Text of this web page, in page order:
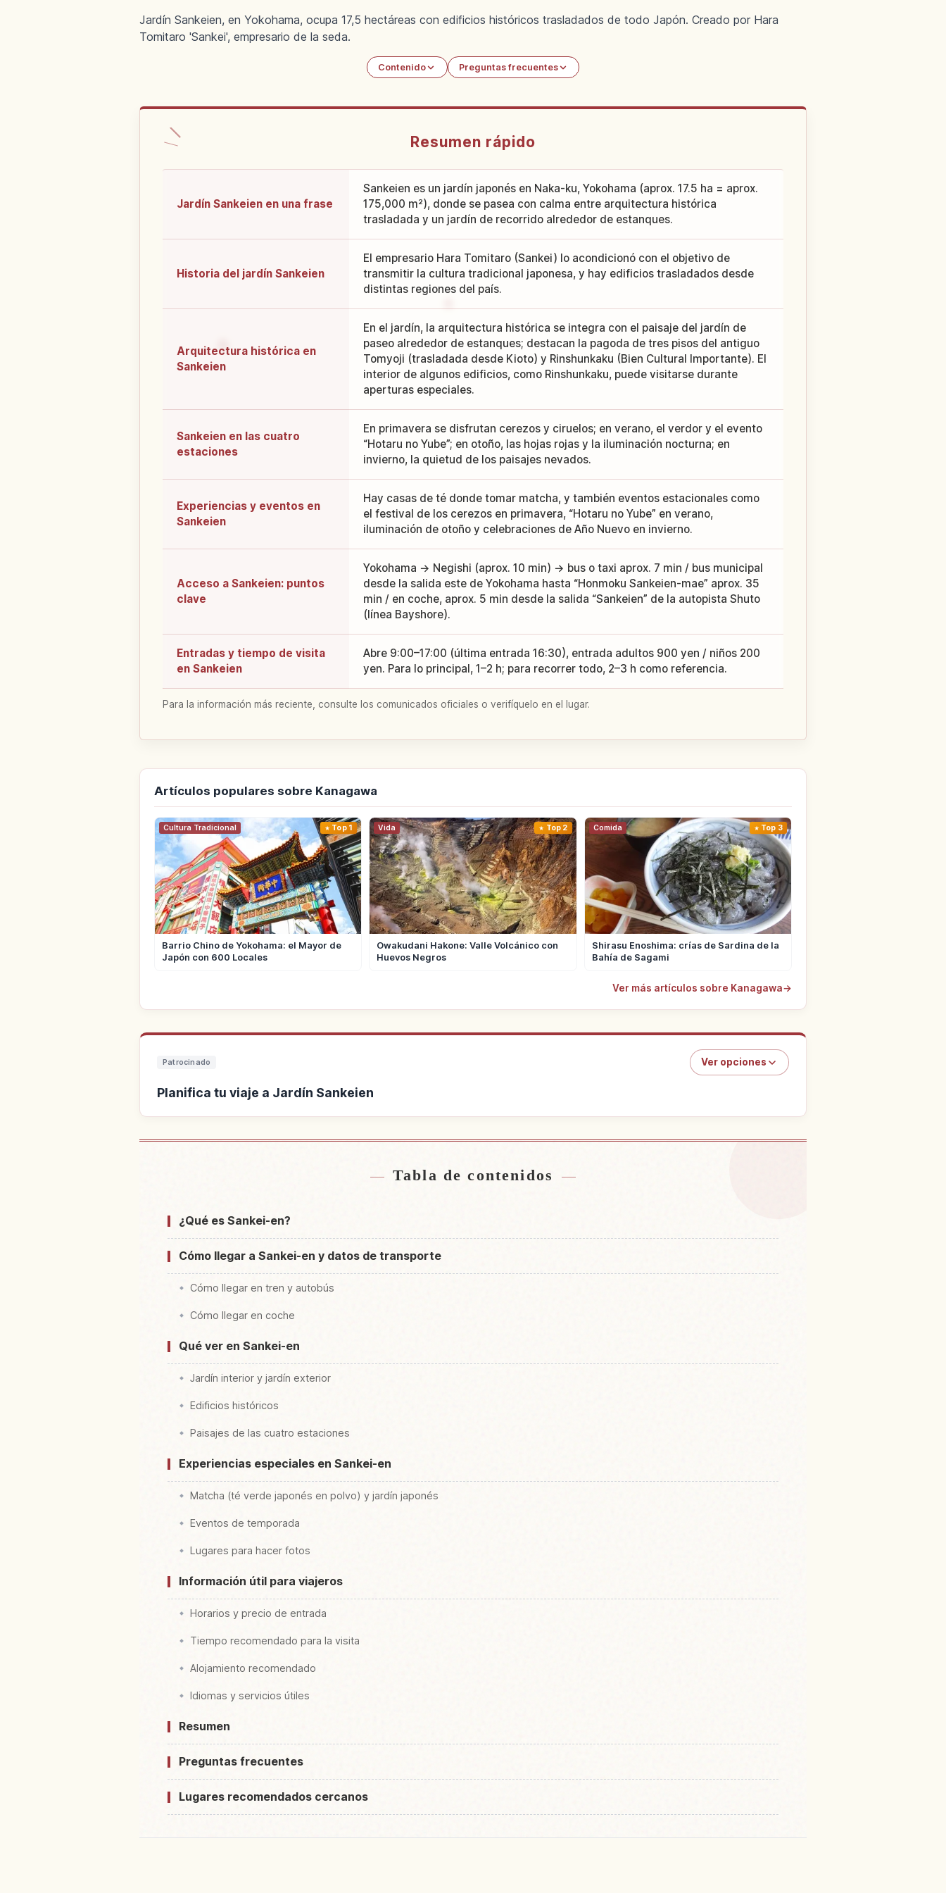
Jardín Sankeien, en Yokohama, ocupa 17,5 hectáreas con edificios históricos trasladados de todo Japón. Creado por Hara
Tomitaro 'Sankei', empresario de la seda.
Contenido Preguntas frecuentes
Resumen rápido
Jardín Sankeien en una frase
Sankeien es un jardín japonés en Naka-ku, Yokohama (aprox. 17.5 ha = aprox.
175,000 m²), donde se pasea con calma entre arquitectura histórica
trasladada y un jardín de recorrido alrededor de estanques.
Historia del jardín Sankeien
El empresario Hara Tomitaro (Sankei) lo acondicionó con el objetivo de
transmitir la cultura tradicional japonesa, y hay edificios trasladados desde
distintas regiones del país.
Arquitectura histórica en
Sankeien
En el jardín, la arquitectura histórica se integra con el paisaje del jardín de
paseo alrededor de estanques; destacan la pagoda de tres pisos del antiguo
Tomyoji (trasladada desde Kioto) y Rinshunkaku (Bien Cultural Importante). El
interior de algunos edificios, como Rinshunkaku, puede visitarse durante
aperturas especiales.
Sankeien en las cuatro
estaciones
En primavera se disfrutan cerezos y ciruelos; en verano, el verdor y el evento
“Hotaru no Yube”; en otoño, las hojas rojas y la iluminación nocturna; en
invierno, la quietud de los paisajes nevados.
Experiencias y eventos en
Sankeien
Hay casas de té donde tomar matcha, y también eventos estacionales como
el festival de los cerezos en primavera, “Hotaru no Yube” en verano,
iluminación de otoño y celebraciones de Año Nuevo en invierno.
Acceso a Sankeien: puntos
clave
Yokohama → Negishi (aprox. 10 min) → bus o taxi aprox. 7 min / bus municipal
desde la salida este de Yokohama hasta “Honmoku Sankeien-mae” aprox. 35
min / en coche, aprox. 5 min desde la salida “Sankeien” de la autopista Shuto
(línea Bayshore).
Entradas y tiempo de visita
en Sankeien
Abre 9:00–17:00 (última entrada 16:30), entrada adultos 900 yen / niños 200
yen. Para lo principal, 1–2 h; para recorrer todo, 2–3 h como referencia.
Para la información más reciente, consulte los comunicados oficiales o verifíquelo en el lugar.
Artículos populares sobre Kanagawa
Cultura Tradicional Top 1
Barrio Chino de Yokohama: el Mayor de
Japón con 600 Locales
Vida Top 2
Owakudani Hakone: Valle Volcánico con
Huevos Negros
Comida Top 3
Shirasu Enoshima: crías de Sardina de la
Bahía de Sagami
Ver más artículos sobre Kanagawa→
Patrocinado Ver opciones
Planifica tu viaje a Jardín Sankeien
Tabla de contenidos
¿Qué es Sankei-en?
Cómo llegar a Sankei-en y datos de transporte
Cómo llegar en tren y autobús
Cómo llegar en coche
Qué ver en Sankei-en
Jardín interior y jardín exterior
Edificios históricos
Paisajes de las cuatro estaciones
Experiencias especiales en Sankei-en
Matcha (té verde japonés en polvo) y jardín japonés
Eventos de temporada
Lugares para hacer fotos
Información útil para viajeros
Horarios y precio de entrada
Tiempo recomendado para la visita
Alojamiento recomendado
Idiomas y servicios útiles
Resumen
Preguntas frecuentes
Lugares recomendados cercanos